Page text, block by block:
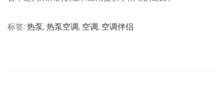
0
标签: 热泵,热泵空调, 空调, 空调伴侣